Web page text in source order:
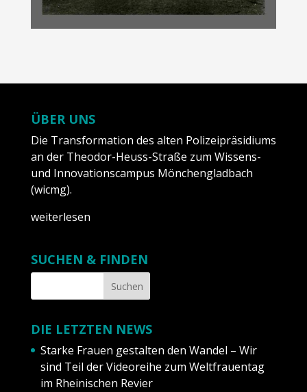
ÜBER UNS
Die Transformation des alten Polizeipräsidiums
an der Theodor-Heuss-Straße zum Wissens-
und Innovationscampus Mönchengladbach
(wicmg).
weiterlesen
SUCHEN & FINDEN
DIE LETZTEN NEWS
Starke Frauen gestalten den Wandel – Wir
sind Teil der Videoreihe zum Weltfrauentag
im Rheinischen Revier